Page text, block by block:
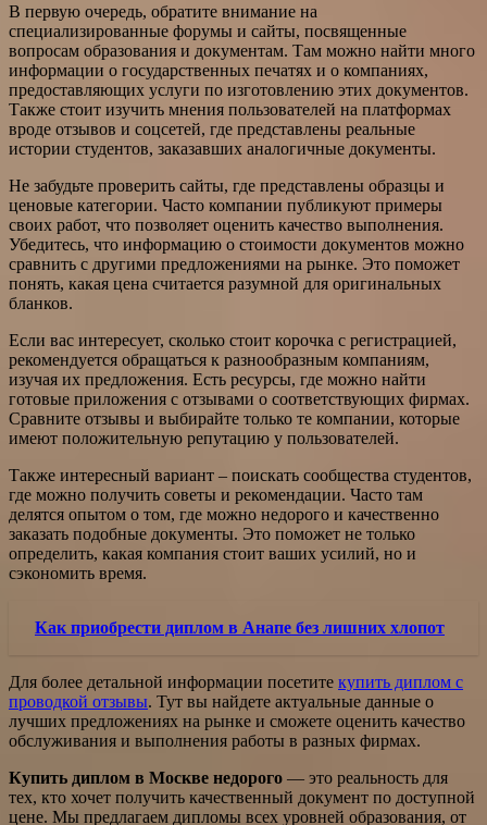
В первую очередь, обратите внимание на
специализированные форумы и сайты, посвященные
вопросам образования и документам. Там можно найти много
информации о государственных печатях и о компаниях,
предоставляющих услуги по изготовлению этих документов.
Также стоит изучить мнения пользователей на платформах
вроде отзывов и соцсетей, где представлены реальные
истории студентов, заказавших аналогичные документы.
Не забудьте проверить сайты, где представлены образцы и
ценовые категории. Часто компании публикуют примеры
своих работ, что позволяет оценить качество выполнения.
Убедитесь, что информацию о стоимости документов можно
сравнить с другими предложениями на рынке. Это поможет
понять, какая цена считается разумной для оригинальных
бланков.
Если вас интересует, сколько стоит корочка с регистрацией,
рекомендуется обращаться к разнообразным компаниям,
изучая их предложения. Есть ресурсы, где можно найти
готовые приложения с отзывами о соответствующих фирмах.
Сравните отзывы и выбирайте только те компании, которые
имеют положительную репутацию у пользователей.
Также интересный вариант – поискать сообщества студентов,
где можно получить советы и рекомендации. Часто там
делятся опытом о том, где можно недорого и качественно
заказать подобные документы. Это поможет не только
определить, какая компания стоит ваших усилий, но и
сэкономить время.
Как приобрести диплом в Анапе без лишних хлопот
Для более детальной информации посетите купить диплом с
проводкой отзывы. Тут вы найдете актуальные данные о
лучших предложениях на рынке и сможете оценить качество
обслуживания и выполнения работы в разных фирмах.
Купить диплом в Москве недорого — это реальность для
тех, кто хочет получить качественный документ по доступной
цене. Мы предлагаем дипломы всех уровней образования, от